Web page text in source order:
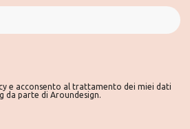
e acconsento al trattamento dei miei dati
da parte di Aroundesign.